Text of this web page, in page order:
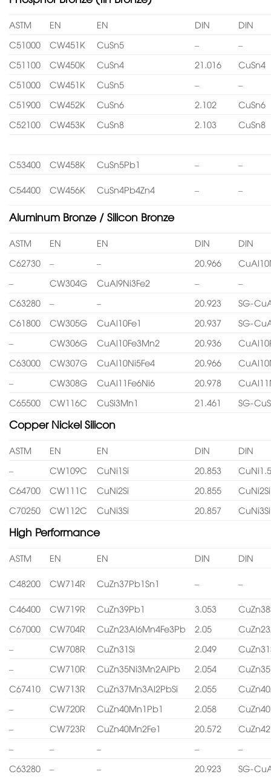
ASTM EN EN DIN
DIN
C51000
CW451K CuSn5 –
–
C51100
CW450K CuSn4 21.016
CuSn4
C51000
CW451K CuSn5 –
–
C51900
CW452K CuSn6 2.102
CuSn6
C52100
CW453K CuSn8 2.103 CuSn8
C53400 CW458K CuSn5Pb1 – –
C54400 CW456K CuSn4Pb4Zn4 – –
Aluminum Bronze / Silicon Bronze
ASTM EN EN DIN
DIN
C62730
– – 20.966
–
CW304G CuAl9Ni3Fe2 –
–
C63280
– – 20.923
SG-
C61800
CW305G CuAl10Fe1 20.937
SG-
–
CW306G CuAl10Fe3Mn2 20.936
C63000
CW307G CuAl10Ni5Fe4 20.966
–
CW308G CuAl11Fe6Ni6 20.978
C65500
CW116C CuSi3Mn1 21.461 SG-
Copper Nickel Silicon
ASTM EN EN DIN
DIN
–
CW109C CuNi1Si 20.853
C64700
CW111C CuNi2Si 20.855
CuNi2Si
C70250
CW112C CuNi3Si 20.857 CuNi3Si
High Performance
ASTM EN EN DIN DIN
C48200 CW714R CuZn37Pb1Sn1 – –
C46400 CW719R CuZn39Pb1 3.053
C67000
CW704R CuZn23Al6Mn4Fe3Pb 2.05
–
CW708R CuZn31Si 2.049
–
CW710R CuZn35Ni3Mn2AlPb 2.054
C67410
CW713R CuZn37Mn3Al2PbSi 2.055
–
CW720R CuZn40Mn1Pb1 2.058
–
CW723R CuZn40Mn2Fe1 20.572
–
– – –
–
C63280
– – 20.923 SG-